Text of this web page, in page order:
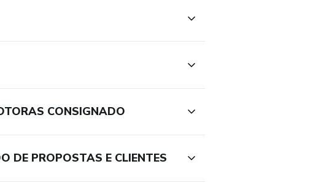
CONSIGNADO
DE PROPOSTAS E CLIENTES